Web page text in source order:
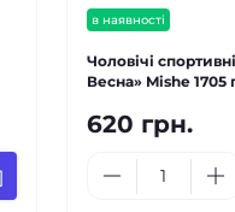
в наявності
Чоловічі
Весна» Mishe 1705
620 грн.